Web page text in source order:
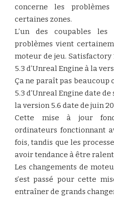
concerne les
certaines zones.
L’un des coupables
problèmes vient
moteur de jeu. Satisfactory
5.3 d’Unreal Engine à la
Ça ne paraît pas beaucoup
5.3 d’Unreal Engine date
la version 5.6 date de juin
Cette mise à jour
ordinateurs fonctionnant
fois, tandis que les
avoir tendance à être
Les changements de
s’est passé pour cette
entraîner de grands